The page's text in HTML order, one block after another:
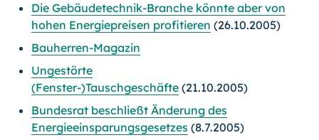
Die Gebäudetechnik-Branche könnte aber von
hohen Energiepreisen profitieren (26.10.2005)
Bauherren-Magazin
Ungestörte
(Fenster-)Tauschgeschäfte (21.10.2005)
Bundesrat beschließt Änderung des
Energieeinsparungsgesetzes (8.7.2005)